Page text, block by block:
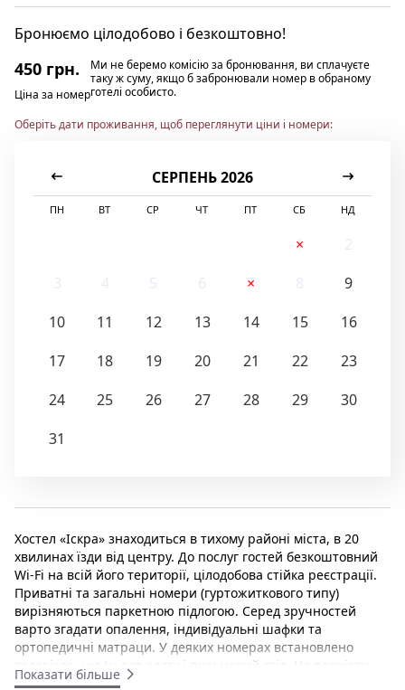
Бронюємо цілодобово і безкоштовно!
450 грн.
Ціна за номер
Ми не беремо комісію за бронювання, ви сплачуєте
таку ж суму, якщо б забронювали номер в обраному
готелі особисто.
Оберіть дати проживання, щоб переглянути ціни і номери:
СЕРПЕНЬ 2026
ПН ВТ СР ЧТ ПТ СБ НД
1
7
9
10
11 12 13 14 15
16
17
18 19 20 21 22
23
24
25 26 27 28 29
30
31
Хостел «Іскра» знаходиться в тихому районі міста, в 20
хвилинах їзди від центру. До послуг гостей безкоштовний
Wi-Fi на всій його території, цілодобова стійка реєстрації.
Приватні та загальні номери (гуртожиткового типу)
вирізняються паркетною підлогою. Серед зручностей
варто згадати опалення, індивідуальні шафки та
ортопедичні матраци. У деяких номерах встановлено
телевізор, шафу для одягу і письмовий стіл. На повністю
обладнаній спільній кухні хостелу «Іскра» до ваших послуг
Показати більше